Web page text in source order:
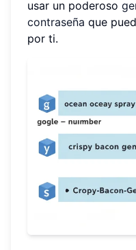
usar un poderoso
contraseña que
por ti.